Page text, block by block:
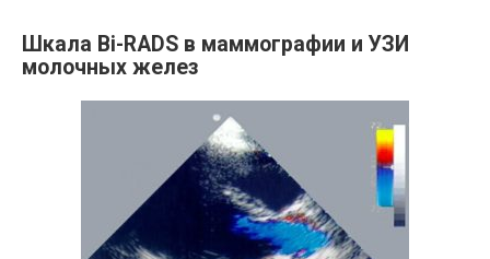
Шкала Bi-RADS в маммографии и УЗИ
молочных желез